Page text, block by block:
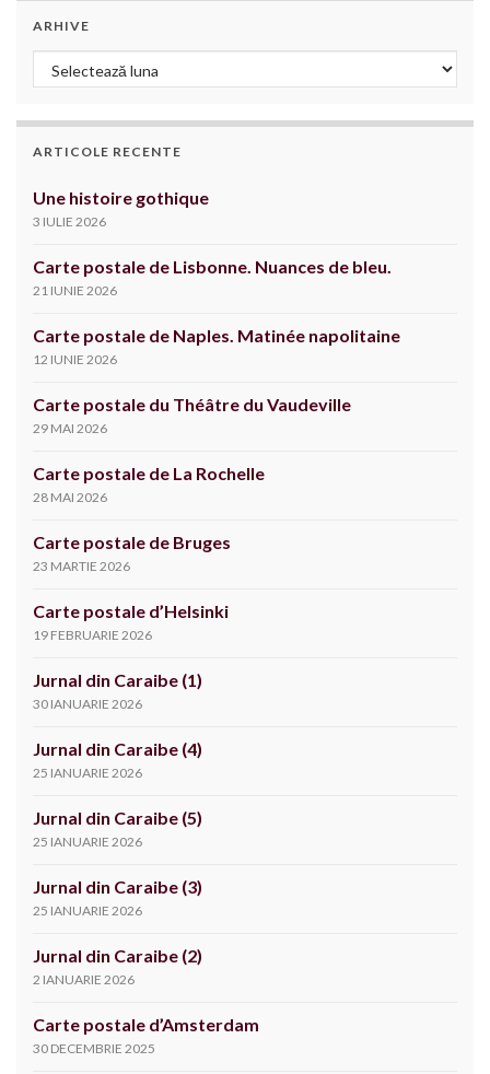
ARHIVE
Arhive
ARTICOLE RECENTE
Une histoire gothique
3 IULIE 2026
Carte postale de Lisbonne. Nuances de bleu.
21 IUNIE 2026
Carte postale de Naples. Matinée napolitaine
12 IUNIE 2026
Carte postale du Théâtre du Vaudeville
29 MAI 2026
Carte postale de La Rochelle
28 MAI 2026
Carte postale de Bruges
23 MARTIE 2026
Carte postale d’Helsinki
19 FEBRUARIE 2026
Jurnal din Caraibe (1)
30 IANUARIE 2026
Jurnal din Caraibe (4)
25 IANUARIE 2026
Jurnal din Caraibe (5)
25 IANUARIE 2026
Jurnal din Caraibe (3)
25 IANUARIE 2026
Jurnal din Caraibe (2)
2 IANUARIE 2026
Carte postale d’Amsterdam
30 DECEMBRIE 2025